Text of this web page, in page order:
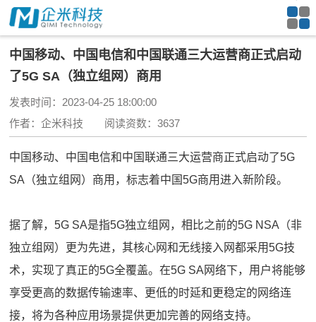
中国移动、中国电信和中国联通三大运营商正式启动
了5G SA（独立组网）商用
发表时间：2023-04-25 18:00:00
作者：企米科技 阅读资数：3637
中国移动、中国电信和中国联通三大运营商正式启动了5G
SA（独立组网）商用，标志着中国5G商用进入新阶段。
据了解，5G SA是指5G独立组网，相比之前的5G NSA（非
独立组网）更为先进，其核心网和无线接入网都采用5G技
术，实现了真正的5G全覆盖。在5G SA网络下，用户将能够
享受更高的数据传输速率、更低的时延和更稳定的网络连
接，将为各种应用场景提供更加完善的网络支持。